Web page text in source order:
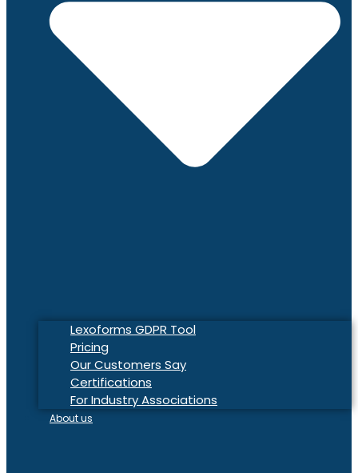
Lexoforms GDPR Tool
Pricing
Our Customers Say
Certifications
For Industry Associations
About us